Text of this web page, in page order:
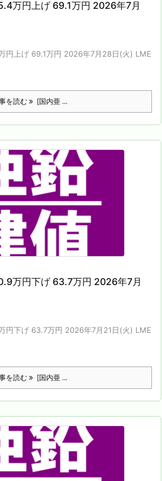
万円上げ 69.1万円 2026年7月
円上げ 69.1万円 2026年7月28日(火) LME
を読む [国内亜 ...
万円下げ 63.7万円 2026年7月
円下げ 63.7万円 2026年7月21日(火) LME
を読む [国内亜 ...